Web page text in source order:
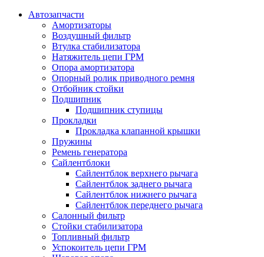
Автозапчасти
Амортизаторы
Воздушный фильтр
Втулка стабилизатора
Натяжитель цепи ГРМ
Опора амортизатора
Опорный ролик приводного ремня
Отбойник стойки
Подшипник
Подшипник ступицы
Прокладки
Прокладка клапанной крышки
Пружины
Ремень генератора
Сайлентблоки
Сайлентблок верхнего рычага
Сайлентблок заднего рычага
Сайлентблок нижнего рычага
Сайлентблок переднего рычага
Салонный фильтр
Стойки стабилизатора
Топливный фильтр
Успокоитель цепи ГРМ